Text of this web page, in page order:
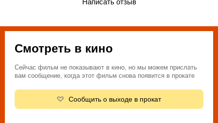
Написать отзыв
Смотреть в кино
Сейчас фильм не показывают в кино, но мы можем прислать
вам сообщение, когда этот фильм снова появится в прокате
Сообщить о выходе в прокат